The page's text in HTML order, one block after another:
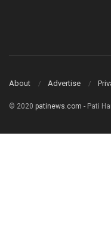
About Advertise
© 2020 patinews.com - Pati